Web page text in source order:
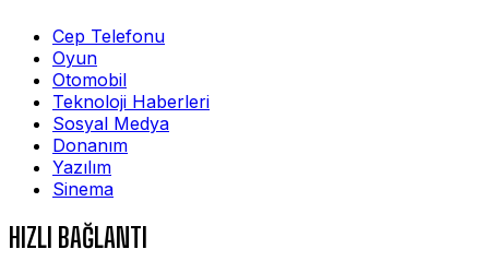
Cep Telefonu
Oyun
Otomobil
Teknoloji Haberleri
Sosyal Medya
Donanım
Yazılım
Sinema
HIZLI BAĞLANTI